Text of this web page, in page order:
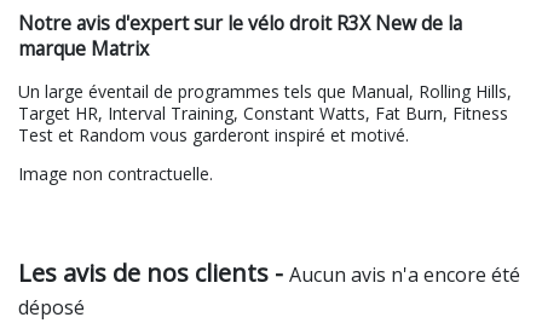
Notre avis d'expert sur le vélo droit R3X New de la
marque Matrix
Un large éventail de programmes tels que Manual, Rolling Hills,
Target HR, Interval Training, Constant Watts, Fat Burn, Fitness
Test et Random vous garderont inspiré et motivé.
Image non contractuelle.
Les avis de nos clients - Aucun avis n'a encore été
déposé